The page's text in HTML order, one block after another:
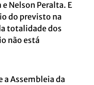
Nelson Peralta. E
do previsto na
totalidade dos
não está
a Assembleia da